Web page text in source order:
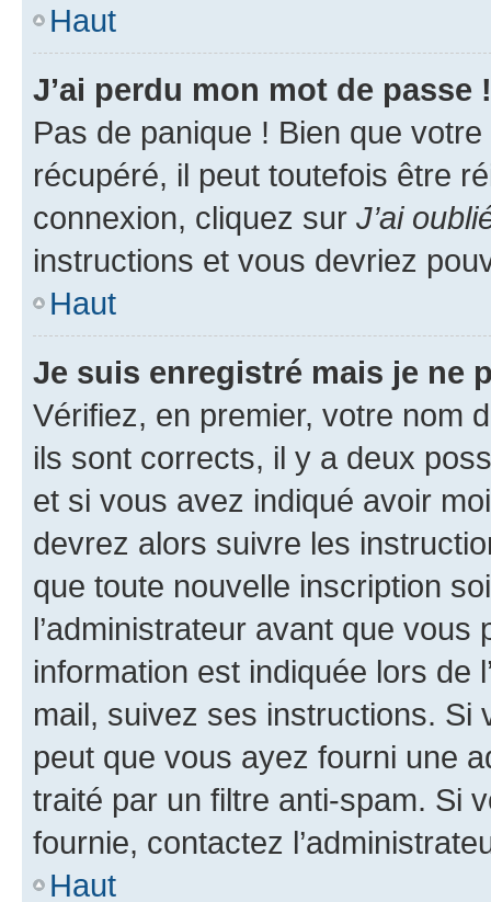
Haut
J’ai perdu mon mot de passe !
Pas de panique ! Bien que
récupéré, il peut toutefois être
connexion, cliquez sur J’ai
instructions et vous devriez
Haut
Je suis enregistré mais je ne
Vérifiez, en premier, votre nom
ils sont corrects, il y a deux
et si vous avez indiqué avoir
devrez alors suivre les
que toute nouvelle inscription
l’administrateur avant que
information est indiquée lors de
mail, suivez ses instructions. Si
peut que vous ayez fourni une
traité par un filtre anti-spam. Si
fournie, contactez
Haut